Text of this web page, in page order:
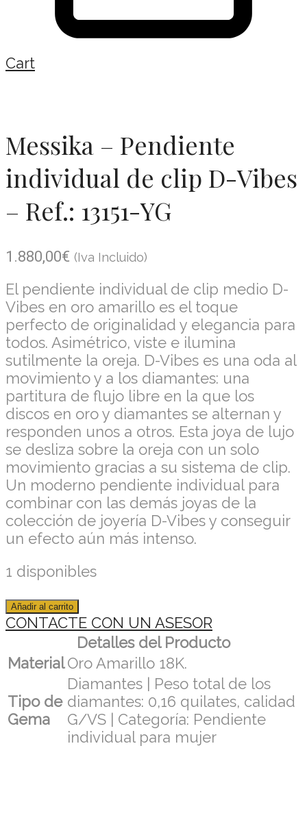
Cart
Messika – Pendiente
individual de clip D-Vibes
– Ref.: 13151-YG
1.880,00€ (Iva Incluido)
El pendiente individual de clip medio D-
Vibes en oro amarillo es el toque
perfecto de originalidad y elegancia para
todos. Asimétrico, viste e ilumina
sutilmente la oreja. D-Vibes es una oda al
movimiento y a los diamantes: una
partitura de flujo libre en la que los
discos en oro y diamantes se alternan y
responden unos a otros. Esta joya de lujo
se desliza sobre la oreja con un solo
movimiento gracias a su sistema de clip.
Un moderno pendiente individual para
combinar con las demás joyas de la
colección de joyería D-Vibes y conseguir
un efecto aún más intenso.
1 disponibles
Añadir al carrito
CONTACTE CON UN ASESOR
Detalles del Producto
MaterialOro Amarillo 18K.
Tipo de
Gema
Diamantes | Peso total de los
diamantes: 0,16 quilates, calidad
G/VS | Categoría: Pendiente
individual para mujer